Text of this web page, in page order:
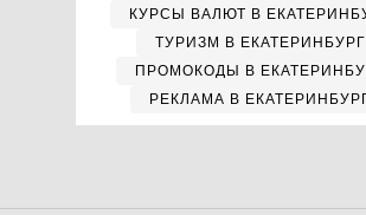
КУРСЫ ВАЛЮТ В
ТУРИЗМ В
ПРОМОКОДЫ В
РЕКЛАМА В